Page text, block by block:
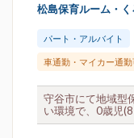
松島保育ルーム・
パート・アルバイト
車通勤・マイカー通勤
守谷市にて地域型
い環境で、0歳児